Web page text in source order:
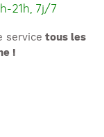
21h, 7j/7
service tous les
!